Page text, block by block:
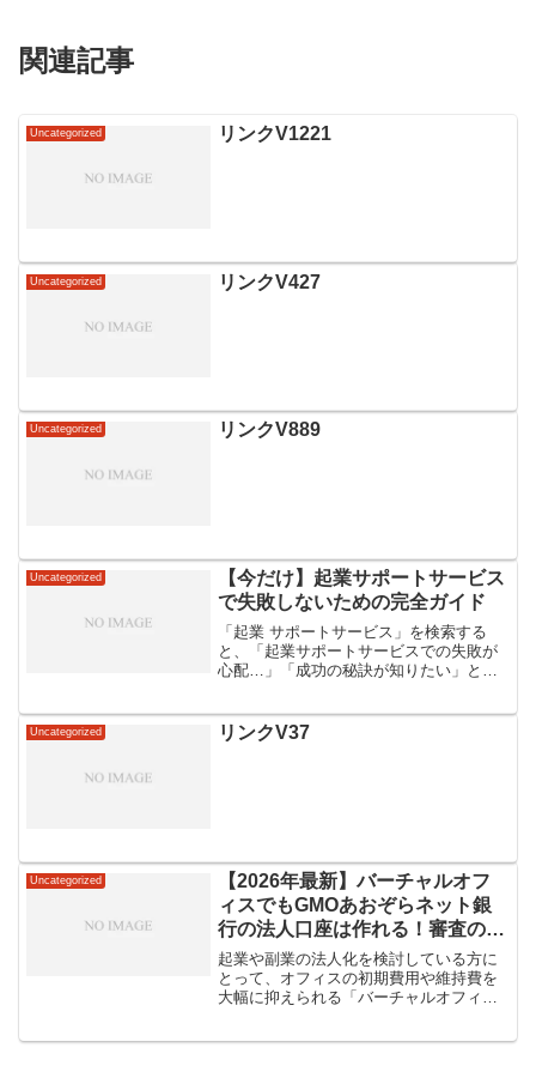
関連記事
Uncategorized リンクV1221
Uncategorized リンクV427
Uncategorized リンクV889
Uncategorized
【今だけ】起業サポートサービス
で失敗しないための完全ガイド
「起業 サポートサービス」を検索する
と、「起業サポートサービスでの失敗が
心配…」「成功の秘訣が知りたい」とい
業を成功させるためには、適切なサポー
トサービスを活用すること...
Uncategorized リンクV37
Uncategorized
【2026年最新】バーチャルオフ
ィスでもGMOあおぞらネット銀
行の法人口座は作れる！審査のコ
ツと抜群の使いやすさを徹底解説
起業や副業の法人化を検討している方に
とって、オフィスの初期費用や維持費を
大幅に抑えられる「バーチャルオフィ